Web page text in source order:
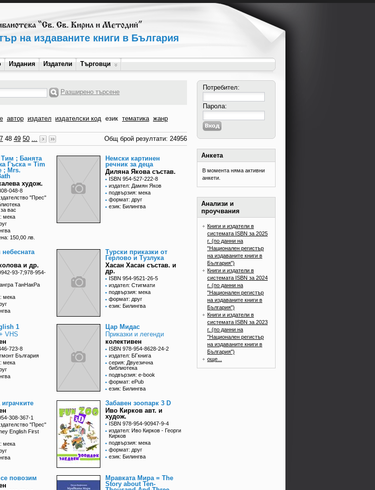
на издаваните книги в България
Издания Издатели Търговци
Разширено търсене
автор издател издателски код език тематика жанр
48 49 50 ... Общ брой резултати: 24956
; Банята
Гъска = Tim
; Mrs.
худож.
048-8
"Прес"
вас
мека
150,00 лв.
Немски картинен
речник за деца
Диляна Якова състав.
ISBN 954-527-222-8
издател: Дамян Яков
подвързия: мека
формат: друг
език: Билингва
и др.
93-7;978-954-
ТанНакРа
мека
Турски приказки от
Герлово и Тузлука
Хасан Хасан състав. и
др.
ISBN 954-9521-26-5
издател: Стигмати
подвързия: мека
формат: друг
език: Билингва
1
VHS
723-8
България
мека
Цар Мидас
Приказки и легенди
колективен
ISBN 978-954-8628-24-2
издател: БГкнига
серия: Двуезична
библиотека
подвързия: e-book
формат: ePub
език: Билингва
играчките
308-367-1
"Прес"
English First
мека
Забавен зоопарк 3 D
Иво Кирков авт. и
худож.
ISBN 978-954-90947-9-4
издател: Иво Кирков - Георги
Кирков
подвързия: мека
формат: друг
език: Билингва
повозим
Мравката Мира = The
Story about Ten-
Потребител:
Парола:
Анкета
В момента няма активни
анкети.
Анализи и
проучвания
Книги и издатели в
системата ISBN за 2025
г. (по данни на
"Национален регистър
на издаваните книги в
България")
Книги и издатели в
системата ISBN за 2024
г. (по данни на
"Национален регистър
на издаваните книги в
България")
Книги и издатели в
системата ISBN за 2023
г. (по данни на
"Национален регистър
на издаваните книги в
България")
още...